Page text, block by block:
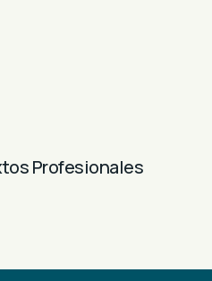
Profesionales